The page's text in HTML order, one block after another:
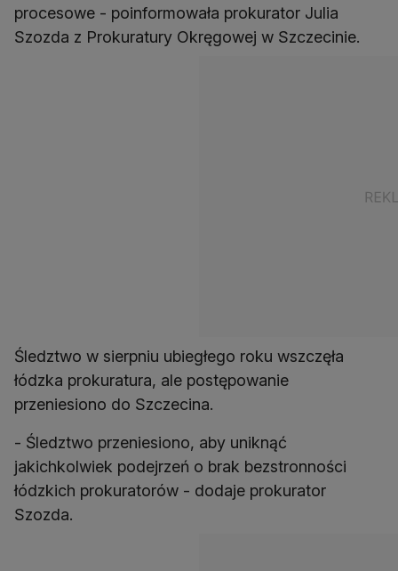
procesowe - poinformowała prokurator Julia
Szozda z Prokuratury Okręgowej w Szczecinie.
Śledztwo w sierpniu ubiegłego roku wszczęła
łódzka prokuratura, ale postępowanie
przeniesiono do Szczecina.
- Śledztwo przeniesiono, aby uniknąć
jakichkolwiek podejrzeń o brak bezstronności
łódzkich prokuratorów - dodaje prokurator
Szozda.